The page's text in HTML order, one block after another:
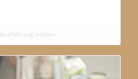
Ausführung wählen